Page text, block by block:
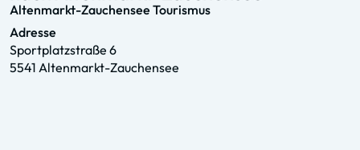
Altenmarkt-Zauchensee Tourismus
Adresse
Sportplatzstraße 6
5541 Altenmarkt-Zauchensee